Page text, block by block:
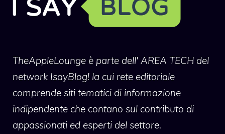
TheAppleLounge è parte dell' AREA TECH del
network IsayBlog! la cui rete editoriale
comprende siti tematici di informazione
indipendente che contano sul contributo di
appassionati ed esperti del settore.